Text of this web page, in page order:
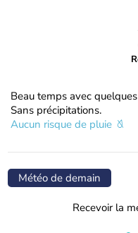
Beau temps avec
Sans précipitations.
Aucun risque de pluie
Météo de demain
Recevoir la